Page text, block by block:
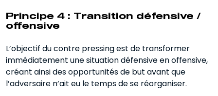
Principe 4 : Transition défensive /
offensive
L’objectif du contre pressing est de transformer
immédiatement une situation défensive en offensive,
créant ainsi des opportunités de but avant que
l’adversaire n’ait eu le temps de se réorganiser.